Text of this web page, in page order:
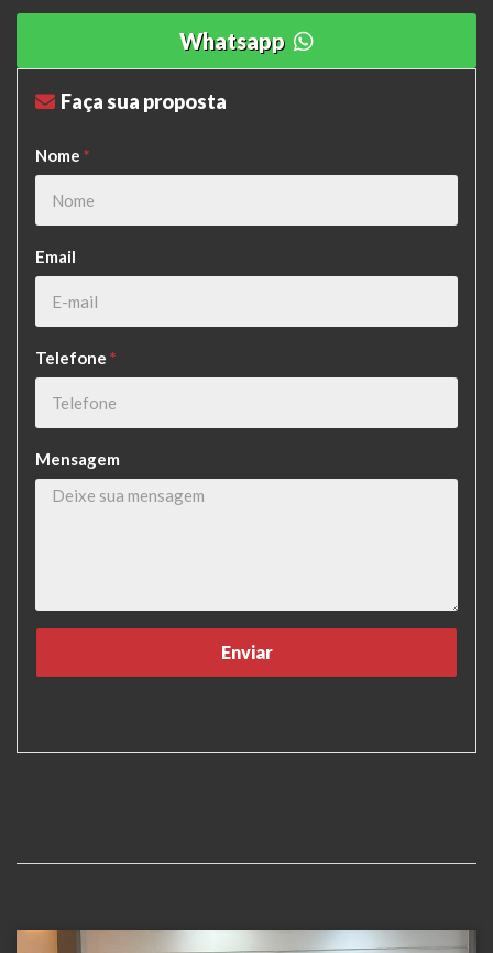
Whatsapp
Faça sua proposta
Nome *
Email
Telefone *
Mensagem